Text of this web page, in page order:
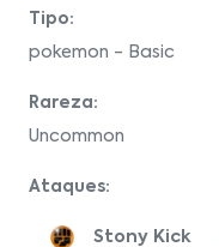
Tipo:
pokemon - Basic
Rareza:
Uncommon
Ataques:
Stony Kick